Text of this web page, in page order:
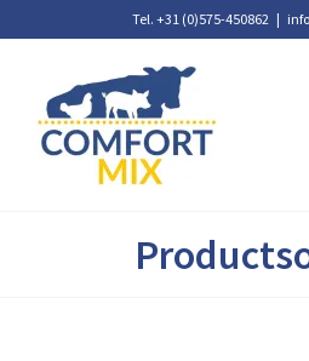
Tel. +31 (0)575-450862 |